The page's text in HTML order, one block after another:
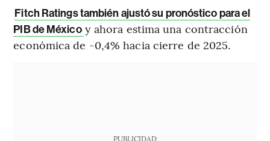
Fitch Ratings también ajustó su pronóstico para el
PIB de México y ahora estima una contracción
económica de -0,4% hacia cierre de 2025.
PUBLICIDAD